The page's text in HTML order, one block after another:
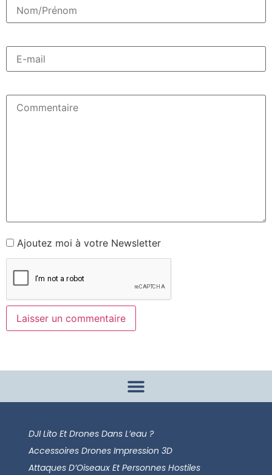
Ajoutez moi à votre Newsletter
DJI Lito Et Drones Dans L’eau ?
Accessoires Drones Impression 3D
Attaques D’Oiseaux Et Personnes Hostiles